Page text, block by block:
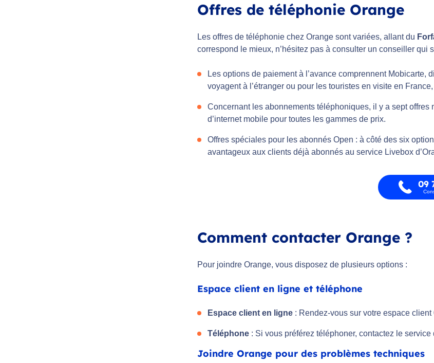
Offres de téléphonie Orange
Les offres de téléphonie chez Orange sont variées, allant du
correspond le mieux, n’hésitez pas à consulter un conseiller qui
Les options de paiement à l’avance comprennent
voyagent à l’étranger ou pour les touristes en visite en
Concernant les abonnements téléphoniques, il y a sept
d’internet mobile pour toutes les gammes de prix.
Offres spéciales pour les abonnés Open : à côté des six
avantageux aux clients déjà abonnés au service Livebox
09
Comment contacter Orange ?
Pour joindre Orange, vous disposez de plusieurs options :
Espace client en ligne et téléphone
Espace client en ligne : Rendez-vous sur votre espace
Téléphone : Si vous préférez téléphoner, contactez le service
Joindre Orange pour des problèmes techniques